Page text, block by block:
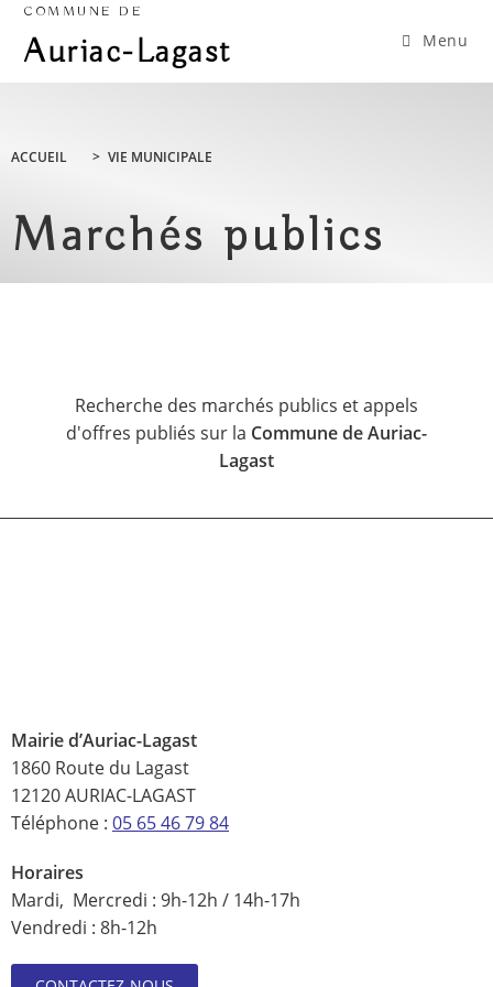
COMMUNE DE
Auriac-Lagast Menu
ACCUEIL > VIE MUNICIPALE
Marchés publics
Recherche des marchés publics et appels
d'offres publiés sur la Commune de Auriac-
Lagast
Mairie d’Auriac-Lagast
1860 Route du Lagast
12120 AURIAC-LAGAST
Téléphone : 05 65 46 79 84
Horaires
Mardi, Mercredi : 9h-12h / 14h-17h
Vendredi : 8h-12h